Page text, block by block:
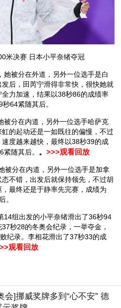
米决赛 日本小平奈绪夺冠
被分在外道，另外一位选手是白
后，田芮宁滑得非常快，很快她就
力加速，结果以38秒86的成绩率
64紧随其后。
分在内道，另外一位选手哈萨克
的起动还是一如既往的偏慢，不过
度越来越快，最终以38秒39的成
随其后。 。>>>观看回放
分在内道，另外一位选手是加拿
不错，出发后就保持领先，不过胡
最终还是于静率先完赛，成绩为
。
组出发的小平奈绪滑出了36秒94
秒28的冬奥会纪录，一举夺金，
纪录。李相花滑出了37秒33的成
观看回放
会]挪威奖牌多到“心不安” 德